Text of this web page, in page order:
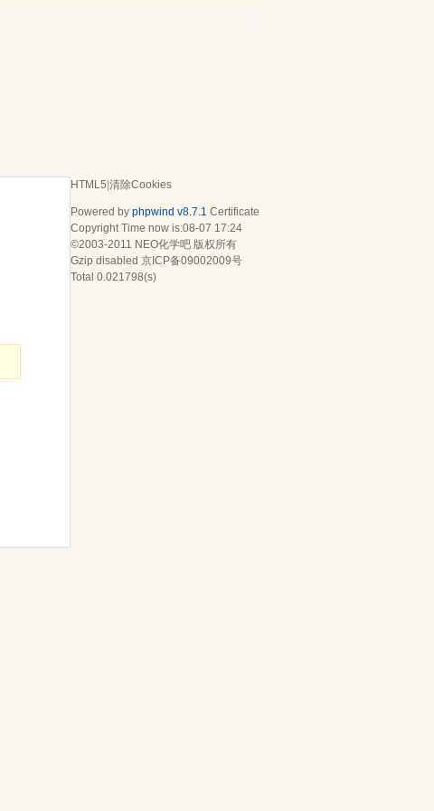
HTML5 清除Cookies
Powered by phpwind v8.7.1 Certificate
Copyright Time now is:08-07 17:24
©2003-2011 NEO化学吧 版权所有
Gzip disabled 京ICP备09002009号
Total 0.021798(s)